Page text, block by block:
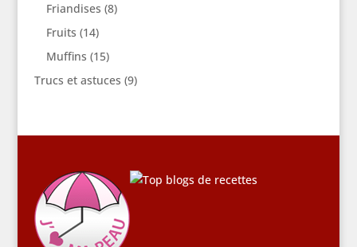
Friandises (8)
Fruits (14)
Muffins (15)
Trucs et astuces (9)